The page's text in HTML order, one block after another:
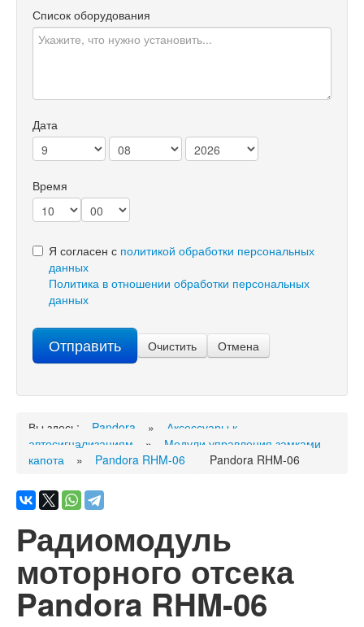
Список оборудования
Дата
Время
Я согласен с политикой обработки персональных
данных
Политика в отношении обработки персональных
данных
Отправить Очистить Отмена
Вы здесь: Pandora »
Аксессуары к
автосигнализациям
»
Модули управления замками
капота
» Pandora RHM-06 Pandora RHM-06
Радиомодуль
моторного отсека
Pandora RHM-06